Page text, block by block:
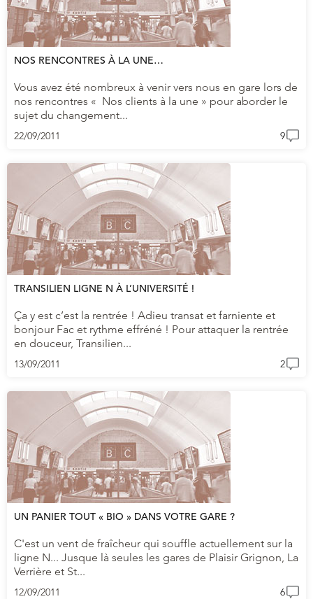
NOS RENCONTRES À LA UNE…
Vous avez été nombreux à venir vers nous en gare lors de
nos rencontres « Nos clients à la une » pour aborder le
sujet du changement...
22/09/2011 9
TRANSILIEN LIGNE N À L’UNIVERSITÉ !
Ça y est c’est la rentrée ! Adieu transat et farniente et
bonjour Fac et rythme effréné ! Pour attaquer la rentrée
en douceur, Transilien...
13/09/2011 2
UN PANIER TOUT « BIO » DANS VOTRE GARE ?
C'est un vent de fraîcheur qui souffle actuellement sur la
ligne N... Jusque là seules les gares de Plaisir Grignon, La
Verrière et St...
12/09/2011 6